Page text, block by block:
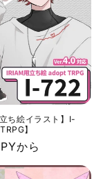
ち絵イラスト】I-
】
から